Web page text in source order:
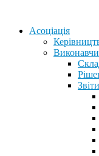
Асоціація
Звіти